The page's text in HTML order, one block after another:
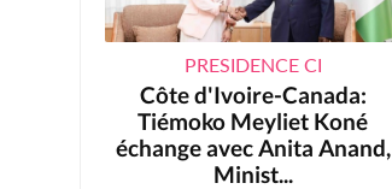
PRESIDENCE CI
Côte d'Ivoire-Canada:
Tiémoko Meyliet Koné
échange avec Anita Anand,
Minist...